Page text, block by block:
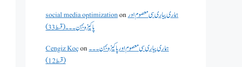
social media optimizationonہماری پیاری سی معصوم اور
پاکیزہ بہن۔۔۔(قسط33)
Cengiz Koçonہماری پیاری سی معصوم اور پاکیزہ بہن۔۔۔
(قسط12)